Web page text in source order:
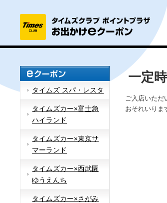
タイムズ スパ・レスタ
タイムズカー×富士急
ハイランド
タイムズカー×東京サ
マーランド
タイムズカー×西武園
ゆうえんち
タイムズカー×さがみ
一定
ご入店いただ
おそれいりま